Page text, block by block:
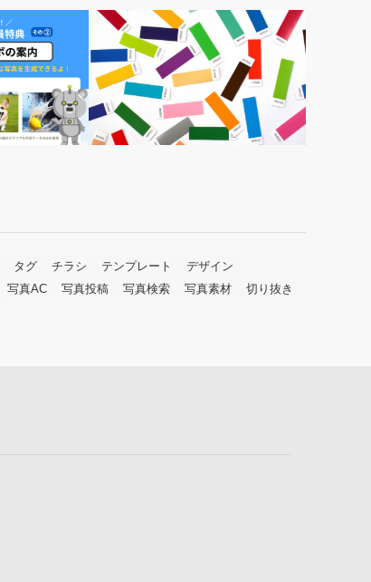
タグ チラシ テンプレート
デザイン
写真AC 写真投稿 写真検索 写真素材
切り抜き